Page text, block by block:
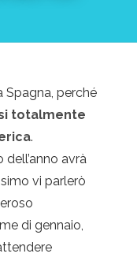
Spagna, perché
totalmente
.
avrà
vi parlerò
di gennaio,